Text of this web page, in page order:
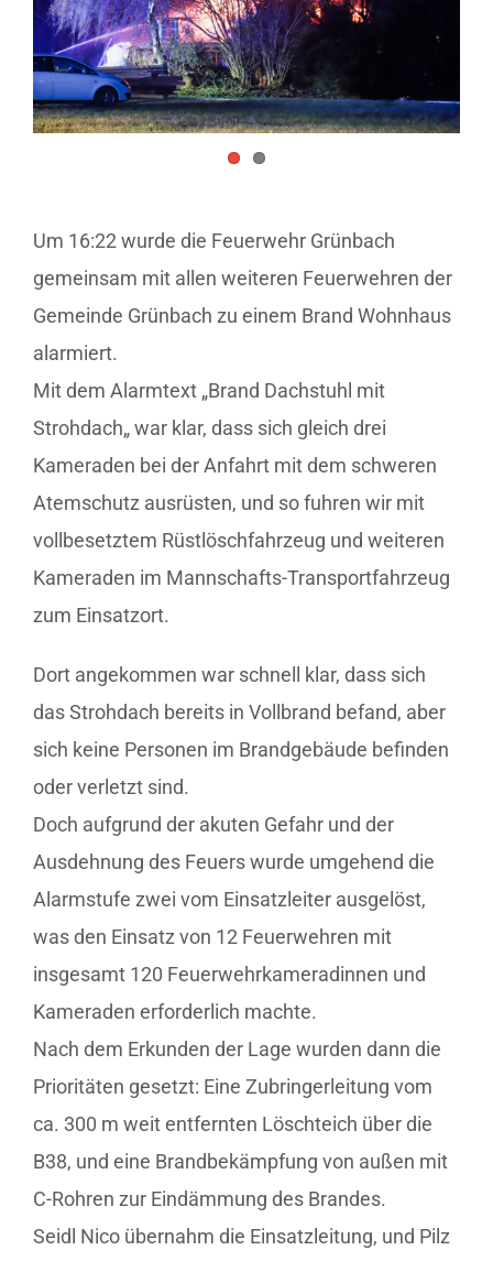
Um 16:22 wurde die Feuerwehr Grünbach
gemeinsam mit allen weiteren Feuerwehren der
Gemeinde Grünbach zu einem Brand Wohnhaus
alarmiert.
Mit dem Alarmtext „Brand Dachstuhl mit
Strohdach„war klar, dass sich gleich drei
Kameraden bei der Anfahrt mit dem schweren
Atemschutz ausrüsten, und so fuhren wir mit
vollbesetztem Rüstlöschfahrzeug und weiteren
Kameraden im Mannschafts-Transportfahrzeug
zum Einsatzort.
Dort angekommen war schnell klar, dass sich
das Strohdach bereits in Vollbrand befand, aber
sich keine Personen im Brandgebäude befinden
oder verletzt sind.
Doch aufgrund der akuten Gefahr und der
Ausdehnung des Feuers wurde umgehend die
Alarmstufe zwei vom Einsatzleiter ausgelöst,
was den Einsatz von 12 Feuerwehren mit
insgesamt 120 Feuerwehrkameradinnen und
Kameraden erforderlich machte.
Nach dem Erkunden der Lage wurden dann die
Prioritäten gesetzt: Eine Zubringerleitung vom
ca. 300 m weit entfernten Löschteich über die
B38, und eine Brandbekämpfung von außen mit
C-Rohren zur Eindämmung des Brandes.
Seidl Nico übernahm die Einsatzleitung, und Pilz